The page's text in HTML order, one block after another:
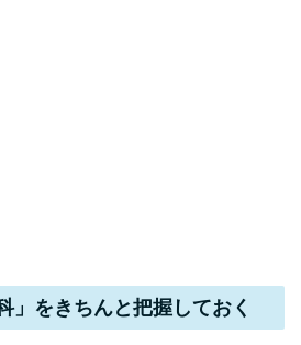
」をきちんと把握しておく